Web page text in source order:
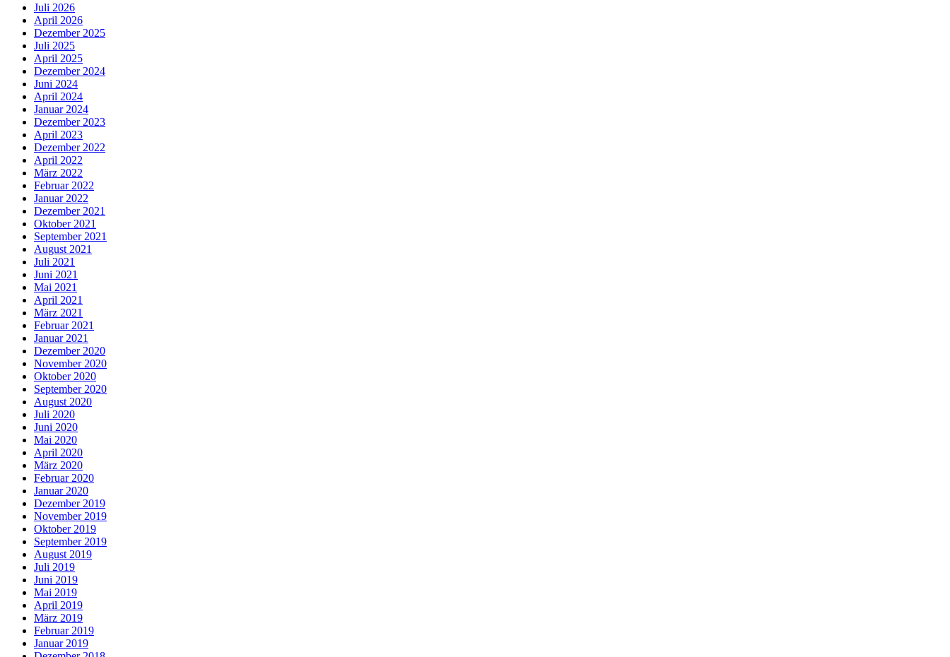
Juli 2026
April 2026
Dezember 2025
Juli 2025
April 2025
Dezember 2024
Juni 2024
April 2024
Januar 2024
Dezember 2023
April 2023
Dezember 2022
April 2022
März 2022
Februar 2022
Januar 2022
Dezember 2021
Oktober 2021
September 2021
August 2021
Juli 2021
Juni 2021
Mai 2021
April 2021
März 2021
Februar 2021
Januar 2021
Dezember 2020
November 2020
Oktober 2020
September 2020
August 2020
Juli 2020
Juni 2020
Mai 2020
April 2020
März 2020
Februar 2020
Januar 2020
Dezember 2019
November 2019
Oktober 2019
September 2019
August 2019
Juli 2019
Juni 2019
Mai 2019
April 2019
März 2019
Februar 2019
Januar 2019